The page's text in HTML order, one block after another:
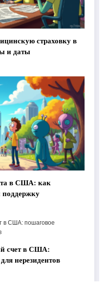
страховку в
и даты
в США: как
поддержку
счет в США:
нерезидентов